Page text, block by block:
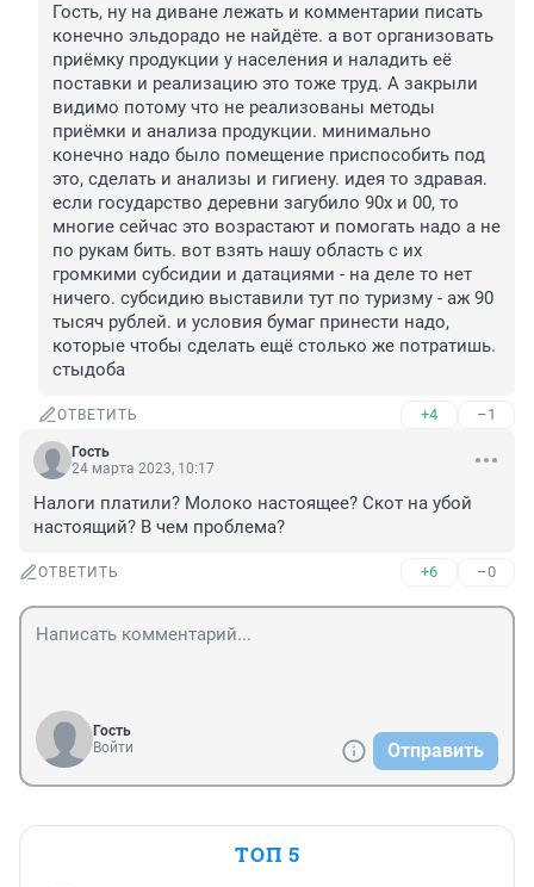
Гость, ну на диване лежать и комментарии писать
конечно эльдорадо не найдёте. а вот организовать
приёмку продукции у населения и наладить её
поставки и реализацию это тоже труд. А закрыли
видимо потому что не реализованы методы
приёмки и анализа продукции. минимально
конечно надо было помещение приспособить под
это, сделать и анализы и гигиену. идея то здравая.
если государство деревни загубило 90х и 00, то
многие сейчас это возрастают и помогать надо а не
по рукам бить. вот взять нашу область с их
громкими субсидии и датациями - на деле то нет
ничего. субсидию выставили тут по туризму - аж 90
тысяч рублей. и условия бумаг принести надо,
которые чтобы сделать ещё столько же потратишь.
стыдоба
ОТВЕТИТЬ +4 –1
Гость
24 марта 2023, 10:17
Налоги платили? Молоко настоящее? Скот на убой
настоящий? В чем проблема?
ОТВЕТИТЬ +6 –0
Гость
Войти
Отправить
ТОП 5